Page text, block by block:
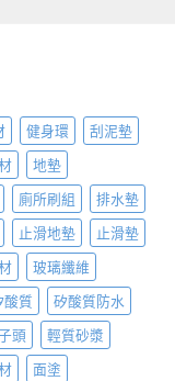
健身環
刮泥墊
地墊
廁所刷組
排水墊
止滑地墊
止滑墊
玻璃纖維
酸質
矽酸質防水
頭
輕質砂漿
面塗